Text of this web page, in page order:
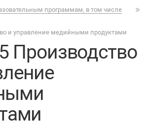
программам, в том числе
и управление медийными продуктами
Производство